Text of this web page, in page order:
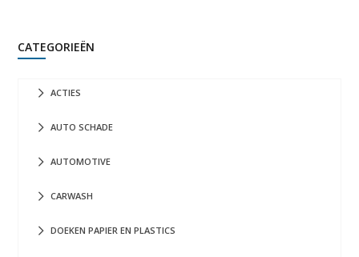
CATEGORIEËN
ACTIES
AUTO SCHADE
AUTOMOTIVE
CARWASH
DOEKEN PAPIER EN PLASTICS